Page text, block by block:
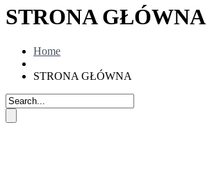
STRONA GŁÓWNA
Home
STRONA GŁÓWNA